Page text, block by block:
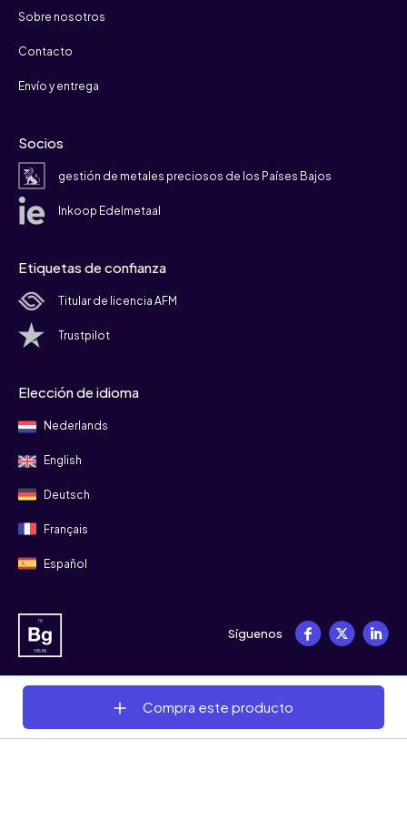
Sobre nosotros
Contacto
Envío y entrega
Socios
gestión de metales preciosos de los Países Bajos
Inkoop Edelmetaal
Etiquetas de confianza
Titular de licencia AFM
Trustpilot
Elección de idioma
Nederlands
English
Deutsch
Français
Español
Síguenos
© 2008 - 2026 Bitgild
Compra este producto